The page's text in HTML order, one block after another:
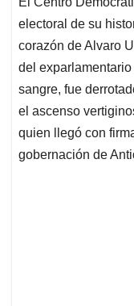
s
A
p
p
b
o
o
k
e
d
I
n
electoral de su
corazón de Alvaro
del
sangre, fue
el ascenso
quien llegó con
gobernación de